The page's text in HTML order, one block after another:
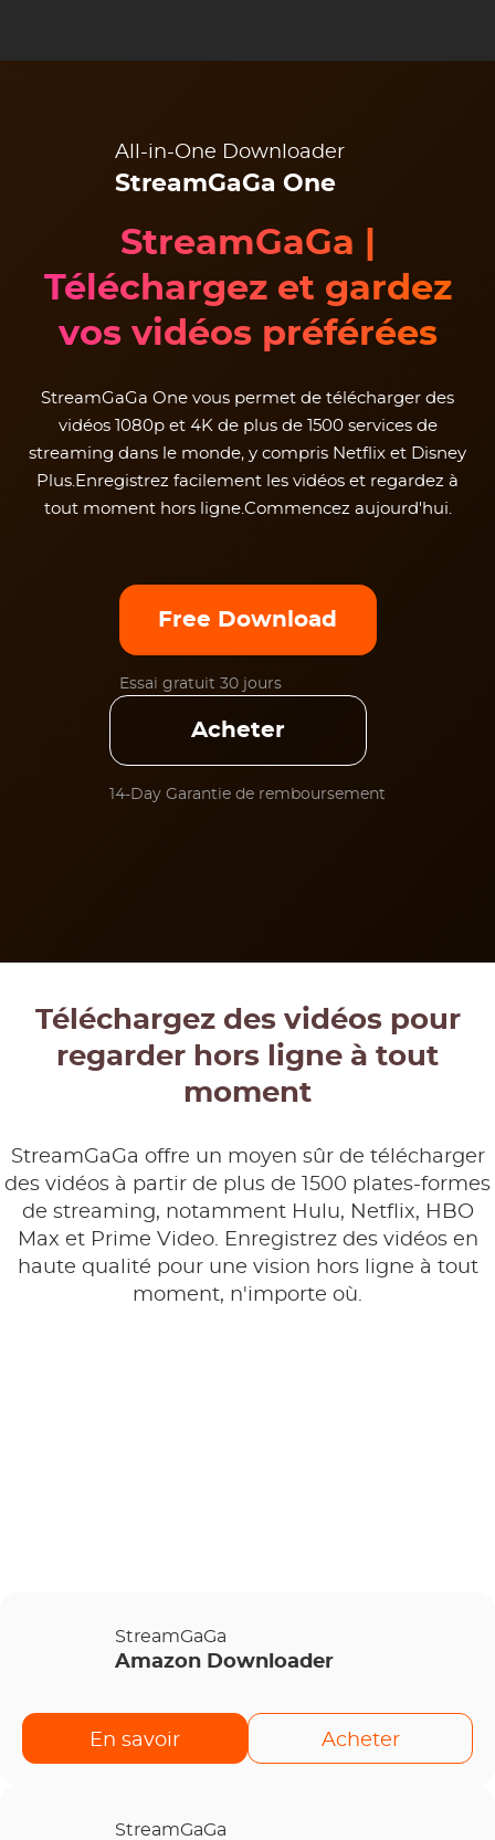
All-in-One Downloader
StreamGaGa One
StreamGaGa |
Téléchargez et gardez
vos vidéos préférées
StreamGaGa One vous permet de télécharger des
vidéos 1080p et 4K de plus de 1500 services de
streaming dans le monde, y compris Netflix et Disney
Plus.Enregistrez facilement les vidéos et regardez à
tout moment hors ligne.Commencez aujourd'hui.
Free Download
Essai gratuit 30 jours
Acheter
14-Day Garantie de remboursement
Téléchargez des vidéos pour
regarder hors ligne à tout
moment
StreamGaGa offre un moyen sûr de télécharger
des vidéos à partir de plus de 1500 plates-formes
de streaming, notamment Hulu, Netflix, HBO
Max et Prime Video. Enregistrez des vidéos en
haute qualité pour une vision hors ligne à tout
moment, n'importe où.
StreamGaGa
Amazon Downloader
En savoir Acheter
StreamGaGa